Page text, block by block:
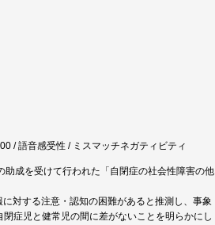
/ 語音感受性 / ミスマッチネガティビティ
成を受けて行われた「自閉症の社会性障害の他
対する注意・認知の困難があると推測し、事象
症児と健常児の間に差がないことを明らかにし